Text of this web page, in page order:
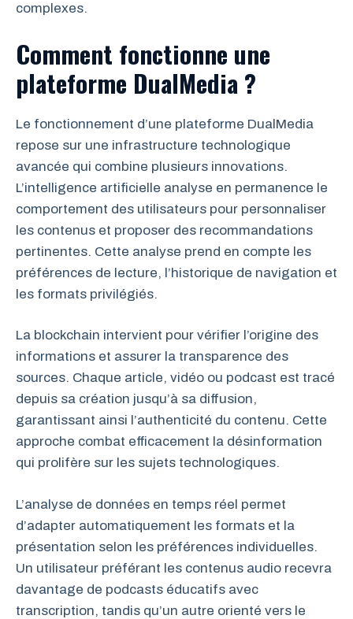
complexes.
Comment fonctionne une
plateforme DualMedia ?
Le fonctionnement d’une plateforme DualMedia
repose sur une infrastructure technologique
avancée qui combine plusieurs innovations.
L’intelligence artificielle analyse en permanence le
comportement des utilisateurs pour personnaliser
les contenus et proposer des recommandations
pertinentes. Cette analyse prend en compte les
préférences de lecture, l’historique de navigation et
les formats privilégiés.
La blockchain intervient pour vérifier l’origine des
informations et assurer la transparence des
sources. Chaque article, vidéo ou podcast est tracé
depuis sa création jusqu’à sa diffusion,
garantissant ainsi l’authenticité du contenu. Cette
approche combat efficacement la désinformation
qui prolifère sur les sujets technologiques.
L’analyse de données en temps réel permet
d’adapter automatiquement les formats et la
présentation selon les préférences individuelles.
Un utilisateur préférant les contenus audio recevra
davantage de podcasts éducatifs avec
transcription, tandis qu’un autre orienté vers le